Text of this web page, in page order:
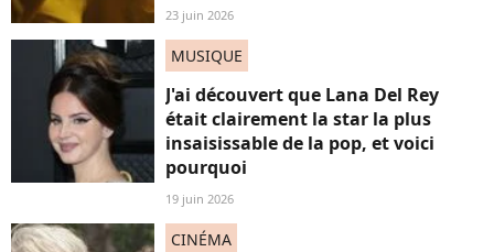
23 juin 2026
MUSIQUE
J'ai découvert que Lana Del Rey
était clairement la star la plus
insaisissable de la pop, et voici
pourquoi
19 juin 2026
CINÉMA